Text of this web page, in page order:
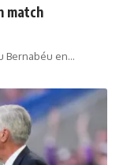
match
Bernabéu en…